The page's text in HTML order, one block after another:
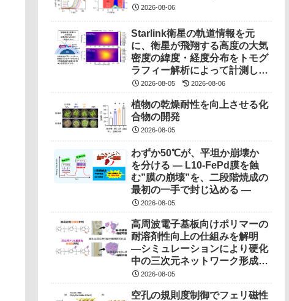
Der Waals Heavy-Fermion
2026-08-06
Starlink衛星の軌道情報を元
に、衛星が飛翔する高度の大気
密度の緯度・経度分布をトモグ
ラフィー解析によって計測しま
した（世界初の成果）
2026-08-05 2026-08-06
植物の乾燥耐性を向上させる化
合物の開発
2026-08-05
わずか50℃が、平坦か崩壊か
を分ける ― L10-FePd膜を蝕
む”膜の崩壊”を、二段階焼成の
最初の一手で封じ込める ―
2026-08-05
高周波電子基板向けポリマーの
耐溶剤性向上の仕組みを解明
―シミュレーションにより硬化
中の三次元ネットワーク形成過
程を可視化―
2026-08-05
空孔の規則度制御でフェリ磁性